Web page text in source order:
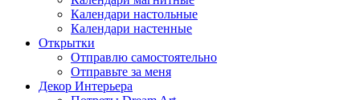
Календари настольные
Календари настенные
Открытки
Отправлю самостоятельно
Отправьте за меня
Декор Интерьера